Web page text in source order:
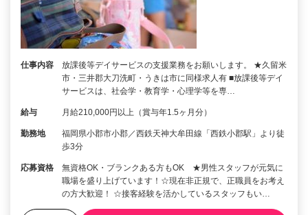
仕事内容
放課後等デイサービスの支援業務をお願いします。 ★久留米
市・三井郡大刀洗町・うきは市に同様求人有 ■放課後等デイ
サービスは、社会学・教育学・心理学等を専…
給与 月給210,000円以上（賞与年1.5ヶ月分）
勤務地
福岡県小郡市小郡／西鉄天神大牟田線「西鉄小郡駅」より徒
歩3分
応募資格
無資格OK・ブランクある方もOK ★男性スタッフが元気に
職場を盛り上げています！☆現在非正規で、正職員をお考え
の方大歓迎！ ☆接客経験を活かしているスタッフもい…